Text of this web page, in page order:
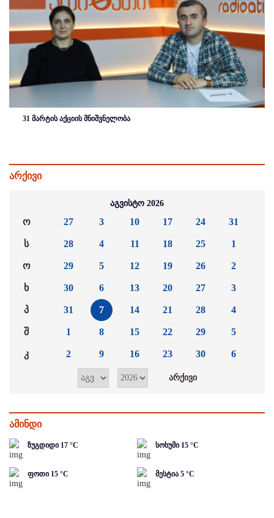
31 მარტის აქციის მნიშვნელობა
არქივი
აგვისტო 2026
ო
ს
ო
ხ
პ
შ
კ
27
28
29
30
31
1
2
3
4
5
6
7
8
9
10
11
12
13
14
15
16
17
18
19
20
21
22
23
24
25
26
27
28
29
30
31
1
2
3
4
5
6
ამინდი
ზუგდიდი 17 °C სოხუმი 15 °C
ფოთი 15 °C მესტია 5 °C